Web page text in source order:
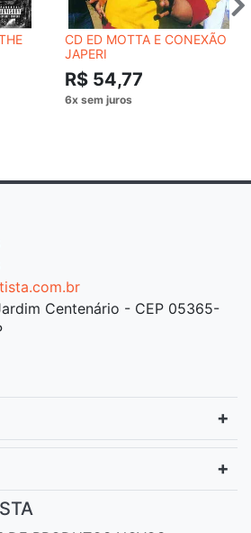
CD ED MOTTA E CONEXÃO
JAPERI
R$ 54,77
Centenário - CEP 05365-